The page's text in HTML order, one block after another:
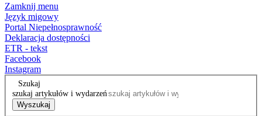
Zamknij menu
Język migowy
Portal Niepełnosprawność
Deklaracja dostępności
ETR - tekst
Facebook
Instagram
Szukaj
szukaj artykułów i wydarzeń
Wyszukaj